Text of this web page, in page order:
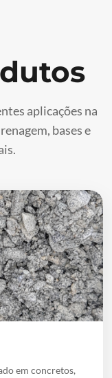
aplicações na
bases e
em concretos,